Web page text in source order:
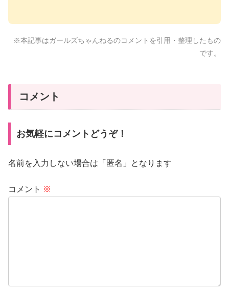
※本記事はガールズちゃんねるのコメントを引用・整理したもの
です。
コメント
お気軽にコメントどうぞ！
名前を入力しない場合は「匿名」となります
コメント ※